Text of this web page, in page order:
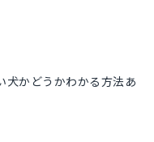
犬かどうかわかる方法あ